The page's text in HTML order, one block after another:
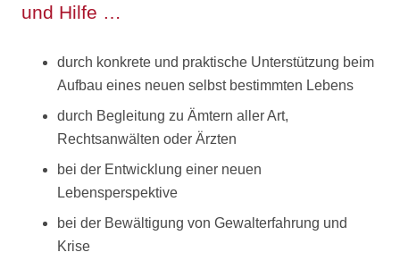
und Hilfe …
durch konkrete und praktische Unterstützung beim
Aufbau eines neuen selbst bestimmten Lebens
durch Begleitung zu Ämtern aller Art,
Rechtsanwälten oder Ärzten
bei der Entwicklung einer neuen
Lebensperspektive
bei der Bewältigung von Gewalterfahrung und
Krise